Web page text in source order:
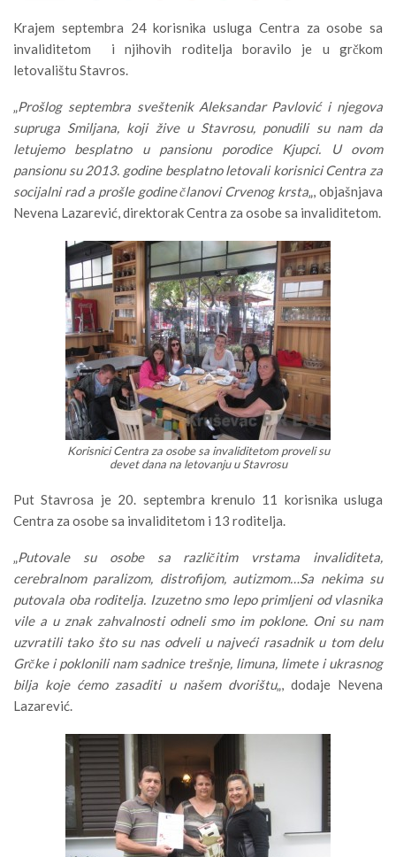
Krajem septembra 24 korisnika usluga Centra za osobe sa
invaliditetom i njihovih roditelja boravilo je u grčkom
letovalištu Stavros.
„Prošlog septembra sveštenik Aleksandar Pavlović i njegova
supruga Smiljana, koji žive u Stavrosu, ponudili su nam da
letujemo besplatno u pansionu porodice Kjupci. U ovom
pansionu su 2013. godine besplatno letovali korisnici Centra za
socijalni rad a prošle godine članovi Crvenog krsta„, objašnjava
Nevena Lazarević, direktorak Centra za osobe sa invaliditetom.
Korisnici Centra za osobe sa invaliditetom proveli su
devet dana na letovanju u Stavrosu
Put Stavrosa je 20. septembra krenulo 11 korisnika usluga
Centra za osobe sa invaliditetom i 13 roditelja.
„Putovale su osobe sa različitim vrstama invaliditeta,
cerebralnom paralizom, distrofijom, autizmom…Sa nekima su
putovala oba roditelja. Izuzetno smo lepo primljeni od vlasnika
vile a u znak zahvalnosti odneli smo im poklone. Oni su nam
uzvratili tako što su nas odveli u najveći rasadnik u tom delu
Grčke i poklonili nam sadnice trešnje, limuna, limete i ukrasnog
bilja koje ćemo zasaditi u našem dvorištu„, dodaje Nevena
Lazarević.